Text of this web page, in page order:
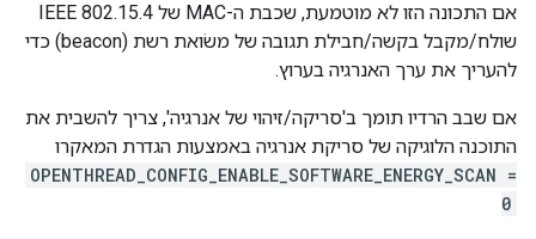
אם התכונה הזו לא מוטמעת, שכבת ה-MAC של IEEE 802.15.4
שולח/מקבל בקשה/חבילת תגובה של משׂואת רשת (beacon) כדי
להעריך את ערך האנרגיה בערוץ.
אם שבב הרדיו תומך ב'סריקה/זיהוי של אנרגיה', צריך להשבית את
התוכנה הלוגיקה של סריקת אנרגיה באמצעות הגדרת המאקרו
OPENTHREAD_CONFIG_ENABLE_SOFTWARE_ENERGY_SCAN =
0